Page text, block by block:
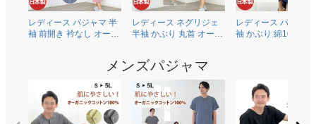
レディース パジャマ 半
袖 前開き 衿なし オーガ
レディース ネグリジェ
半袖 かぶり 丸首 オーガ
レディース パジャマ
袖 かぶり 綿100％二
メンズパジャマ